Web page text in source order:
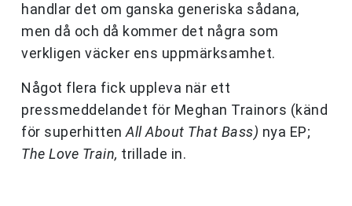
handlar det om ganska generiska sådana,
men då och då kommer det några som
verkligen väcker ens uppmärksamhet.
Något flera fick uppleva när ett
pressmeddelandet för Meghan Trainors (känd
för superhitten All About That Bass) nya EP;
The Love Train, trillade in.